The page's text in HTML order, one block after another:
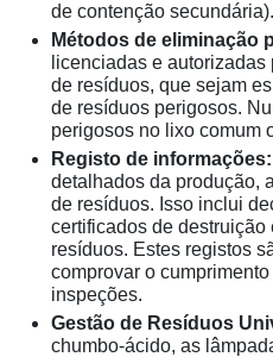
de contenção secundária).
Métodos de eliminação
licenciadas e
de resíduos, que sejam
de resíduos perigosos.
perigosos no lixo comum
Registo de informações:
detalhados da produção,
de resíduos. Isso inclui
certificados de
resíduos. Estes registos
comprovar o
inspeções.
Gestão de Resíduos
chumbo-ácido, as